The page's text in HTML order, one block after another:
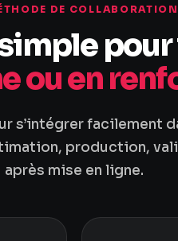
DE COLLABORATION
ou en
s’intégrer facilement
production,
après mise en ligne.